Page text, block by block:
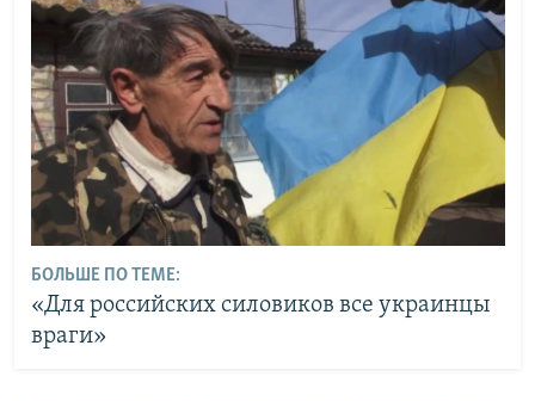
БОЛЬШЕ ПО ТЕМЕ:
«Для российских силовиков все украинцы
враги»